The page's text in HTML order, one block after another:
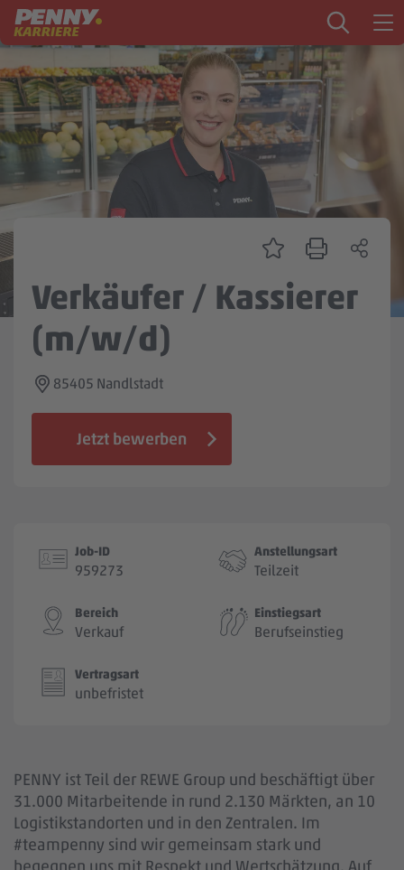
Zum Inhalt springen
Startseite
PENNY als Arbeitgeber
Ausbildung
Markt
Zentrale & Vertrieb
Mein Kandidat:innenprofil
Jobbörse
Verkäufer / Kassierer
(m/w/d)
85405 Nandlstadt
Jetzt bewerben
Job-ID
959273
Anstellungsart
Teilzeit
Bereich
Verkauf
Einstiegsart
Berufseinstieg
Vertragsart
unbefristet
PENNY ist Teil der REWE Group und beschäftigt über
31.000 Mitarbeitende in rund 2.130 Märkten, an 10
Logistikstandorten und in den Zentralen. Im
#teampenny sind wir gemeinsam stark und